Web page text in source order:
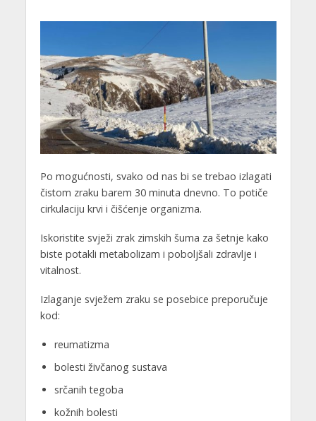
Po mogućnosti, svako od nas bi se trebao izlagati
čistom zraku barem 30 minuta dnevno. To potiče
cirkulaciju krvi i čišćenje organizma.
Iskoristite svježi zrak zimskih šuma za šetnje kako
biste potakli metabolizam i poboljšali zdravlje i
vitalnost.
Izlaganje svježem zraku se posebice preporučuje
kod:
reumatizma
bolesti živčanog sustava
srčanih tegoba
kožnih bolesti